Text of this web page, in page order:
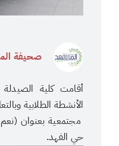
صحيفة
أقامت كلية
الأنشطة الطلابية
مجتمعية بعنوان
حي الفهد.